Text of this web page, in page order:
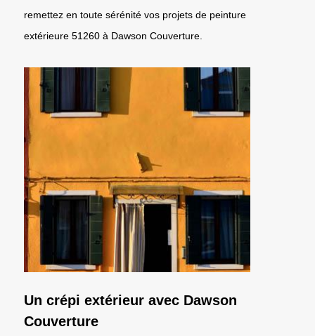
remettez en toute sérénité vos projets de peinture
extérieure 51260 à Dawson Couverture.
Un crépi extérieur avec Dawson
Couverture